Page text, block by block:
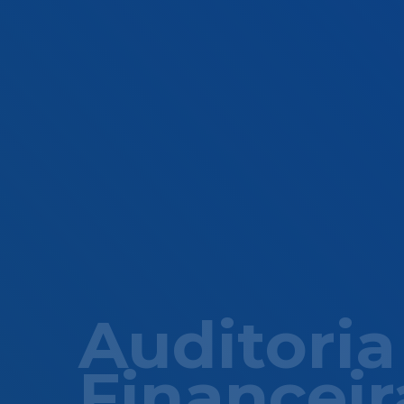
Auditoria